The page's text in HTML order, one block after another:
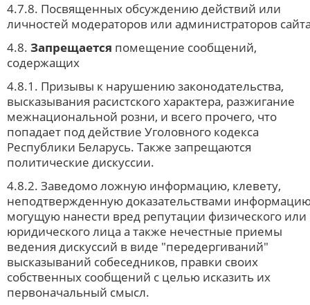
4.7.8. Посвященных обсуждению действий или
личностей модераторов или администраторов
4.8. Запрещается помещение сообщений,
содержащих
4.8.1. Призывы к нарушению законодательства,
высказывания расистского характера, разжигание
межнациональной розни, и всего прочего, что
попадает под действие Уголовного кодекса
Республики Беларусь. Также запрещаются
политические дискуссии.
4.8.2. Заведомо ложную информацию, клевету,
неподтвержденную доказательствами
могущую нанести вред репутации физического или
юридического лица а также нечестные приемы
ведения дискуссий в виде "передергиваний"
высказываний собеседников, правки своих
собственных сообщений с целью исказить их
первоначальный смысл.